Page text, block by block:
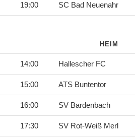
19:00 SC Bad Neuenahr
HEIM
14:00 Hallescher FC
15:00 ATS Buntentor
16:00 SV Bardenbach
17:30 SV Rot-Weiß Merl